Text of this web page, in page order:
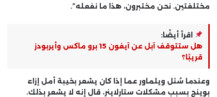
مختلفتين. نحن مختبرون، هذا ما نفعله”.
اقرأ أيضًا:
هل ستتوقف آبل عن آيفون 15 برو ماكس وأيربودز
قريبًا؟
وعندما سُئل ويلماور عما إذا كان يشعر بخيبة أمل إزاء
بوينج بسبب مشكلات ستارلاينر، قال إنه لا يشعر بذلك.